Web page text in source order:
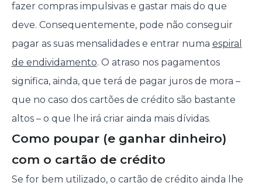
fazer compras impulsivas e gastar mais do que
deve. Consequentemente, pode não conseguir
pagar as suas mensalidades e entrar numa espiral
de endividamento. O atraso nos pagamentos
significa, ainda, que terá de pagar juros de mora –
que no caso dos cartões de crédito são bastante
altos – o que lhe irá criar ainda mais dívidas.
Como poupar (e ganhar dinheiro)
com o cartão de crédito
Se for bem utilizado, o cartão de crédito ainda lhe